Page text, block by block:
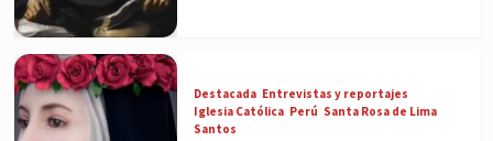
Destacada Entrevistas y reportajes
Iglesia Católica Perú Santa Rosa de Lima
Santos